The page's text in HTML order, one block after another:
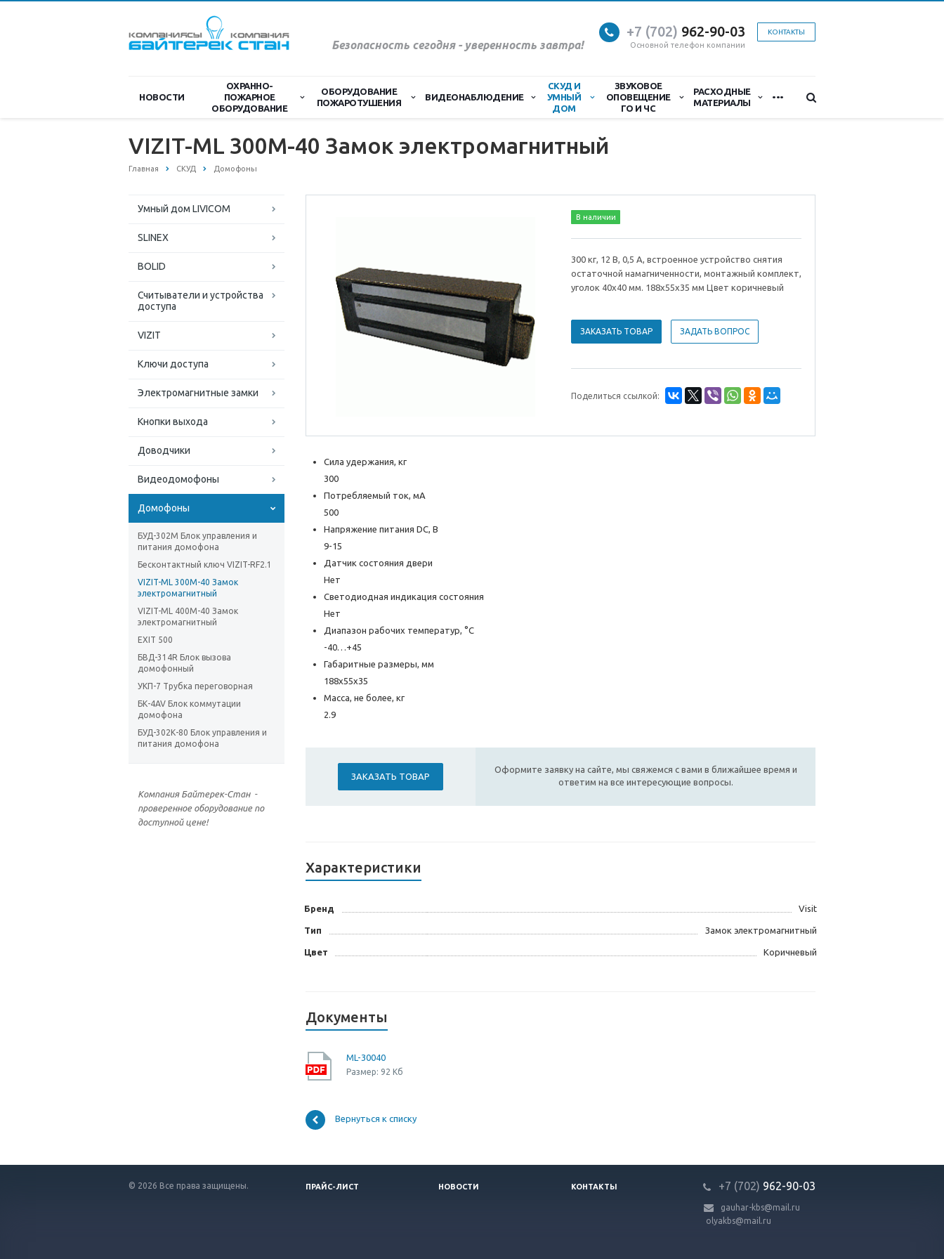
Безопасность сегодня - уверенность завтра!
КОНТАКТЫ
+7 (702) 962-90-03
Основной телефон компании
НОВОСТИ
ОХРАННО-
ПОЖАРНОЕ
ОБОРУДОВАНИЕ
ОБОРУДОВАНИЕ
ПОЖАРОТУШЕНИЯ
ВИДЕОНАБЛЮДЕНИЕ
СКУД И
УМНЫЙ
ДОМ
ЗВУКОВОЕ
ОПОВЕЩЕНИЕ
ГО И ЧС
РАСХОДНЫЕ
МАТЕРИАЛЫ
...
VIZIT-ML 300M-40 Замок электромагнитный
Главная СКУД Домофоны
Умный дом LIVICOM
SLINEX
BOLID
Считыватели и устройства
доступа
VIZIT
Ключи доступа
Электромагнитные замки
Кнопки выхода
Доводчики
Видеодомофоны
Домофоны
БУД-302М Блок управления и
питания домофона
Бесконтактный ключ VIZIT-RF2.1
VIZIT-ML 300M-40 Замок
электромагнитный
VIZIT-ML 400М-40 Замок
электромагнитный
EXIT 500
БВД-314R Блок вызова
домофонный
УКП-7 Трубка переговорная
БК-4AV Блок коммутации
домофона
БУД-302К-80 Блок управления и
питания домофона
Компания Байтерек-Стан -
проверенное оборудование по
доступной цене!
В наличии
300 кг, 12 В, 0,5 А, встроенное устройство снятия
остаточной намагниченности, монтажный комплект,
уголок 40х40 мм. 188х55х35 мм Цвет коричневый
ЗАКАЗАТЬ ТОВАР ЗАДАТЬ ВОПРОС
Поделиться ссылкой:
Сила удержания, кг
300
Потребляемый ток, мА
500
Напряжение питания DC, В
9-15
Датчик состояния двери
Нет
Светодиодная индикация состояния
Нет
Диапазон рабочих температур, °С
-40…+45
Габаритные размеры, мм
188х55х35
Масса, не более, кг
2.9
ЗАКАЗАТЬ ТОВАР
Оформите заявку на сайте, мы свяжемся с вами в ближайшее время и
ответим на все интересующие вопросы.
Характеристики
Бренд Visit
Тип Замок электромагнитный
Цвет Коричневый
Документы
ML-30040
Размер: 92 Кб
Вернуться к списку
© 2026 Все права защищены. ПРАЙС-ЛИСТ НОВОСТИ КОНТАКТЫ +7 (702) 962-90-03
gauhar-kbs@mail.ru
olyakbs@mail.ru